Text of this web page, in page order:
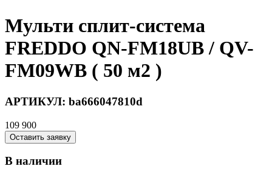
Мульти сплит-система
FREDDO QN-FM18UB / QV-
FM09WB ( 50 м2 )
АРТИКУЛ: ba666047810d
109 900
Оставить заявку
В наличии